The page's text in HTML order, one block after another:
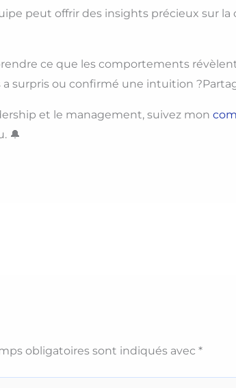
peut offrir des insights précieux sur la
ce que les comportements
ou confirmé une intuition
et le management, suivez mon
🔔
obligatoires sont indiqués avec *